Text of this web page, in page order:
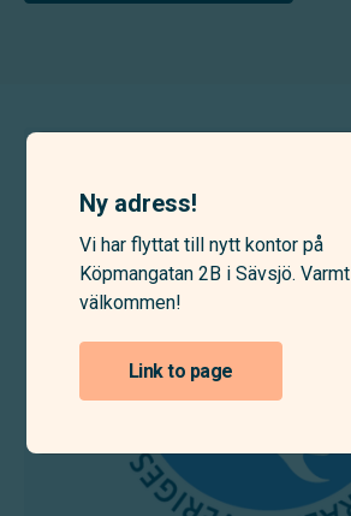
Ny adress!
Vi har flyttat till nytt kontor på
Köpmangatan 2B i Sävsjö. Varmt
välkommen!
Link to page